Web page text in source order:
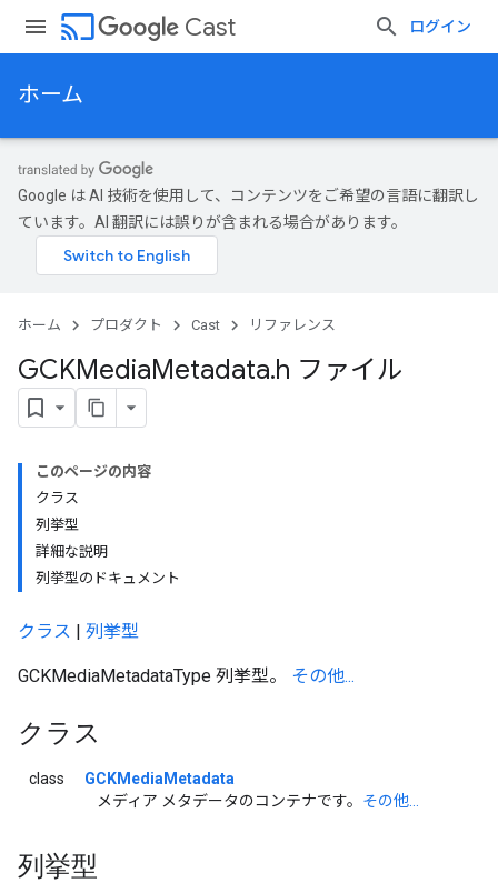
cast Cast ログイン
ホーム
Google は AI 技術を使用して、コンテンツをご希望の言語に翻訳し
ています。AI 翻訳には誤りが含まれる場合があります。
ホーム プロダクト Cast リファレンス
GCKMediaMetadata.h ファイル
このページの内容
クラス
列挙型
詳細な説明
列挙型のドキュメント
クラス | 列挙型
GCKMediaMetadataType 列挙型。 その他...
クラス
class
GCKMediaMetadata
メディア メタデータのコンテナです。 その他...
列挙型